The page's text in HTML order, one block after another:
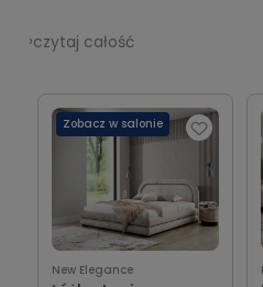
pomagając lepiej wykorzystać
utrzymać porządek na co
której funkcjonalność idzie w
›czytaj całość
New Elegance
Zobacz w salonie